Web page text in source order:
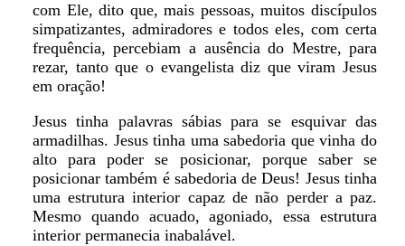
com Ele, dito que, mais pessoas, muitos discípulos
simpatizantes, admiradores e todos eles, com certa
frequência, percebiam a ausência do Mestre, para
rezar, tanto que o evangelista diz que viram Jesus
em oração!
Jesus tinha palavras sábias para se esquivar das
armadilhas. Jesus tinha uma sabedoria que vinha do
alto para poder se posicionar, porque saber se
posicionar também é sabedoria de Deus! Jesus tinha
uma estrutura interior capaz de não perder a paz.
Mesmo quando acuado, agoniado, essa estrutura
interior permanecia inabalável.